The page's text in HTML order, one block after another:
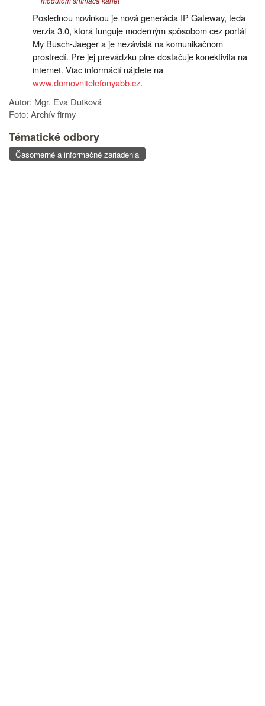
Poslednou novinkou je nová generácia IP Gateway, teda
verzia 3.0, ktorá funguje moderným spôsobom cez portál
My Busch-Jaeger a je nezávislá na komunikačnom
prostredí. Pre jej prevádzku plne dostačuje konektivita na
internet. Viac informácií nájdete na
www.domovnitelefonyabb.cz.
Autor: Mgr. Eva Dutková
Foto: Archív firmy
Tématické odbory
Časomerné a informačné zariadenia